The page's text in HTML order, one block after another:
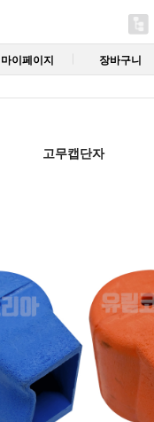
마이페이지 장바구니
고무캡단자